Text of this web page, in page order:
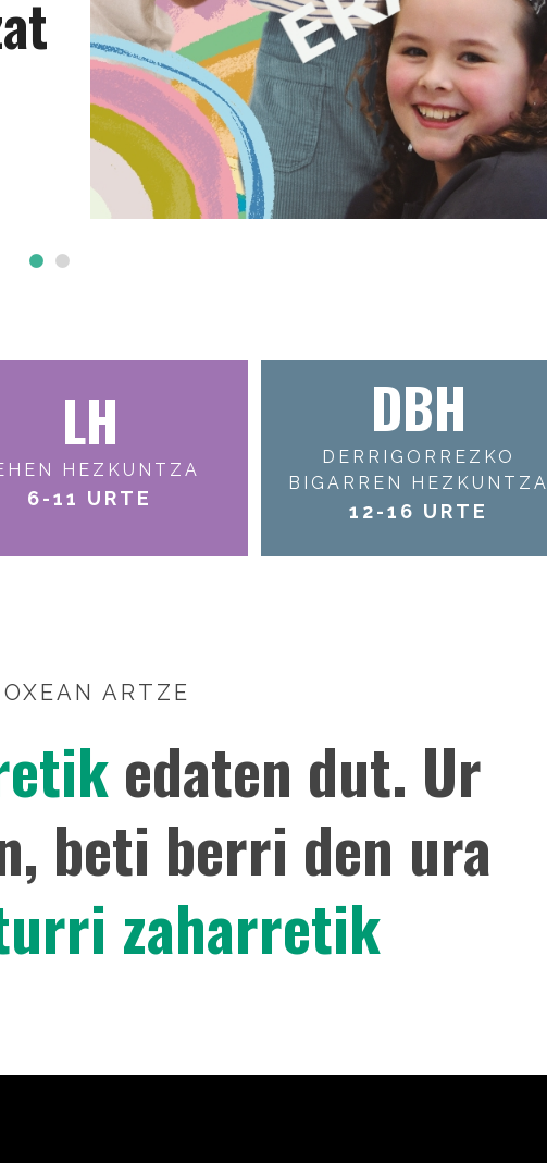
LH
HEZKUNTZA
6-11 URTE
DBH
DERRIGORREZKO
BIGARREN HEZKUNTZA
12-16 URTE
ARTZE
edaten dut. Ur
beti berri den ura
zaharretik